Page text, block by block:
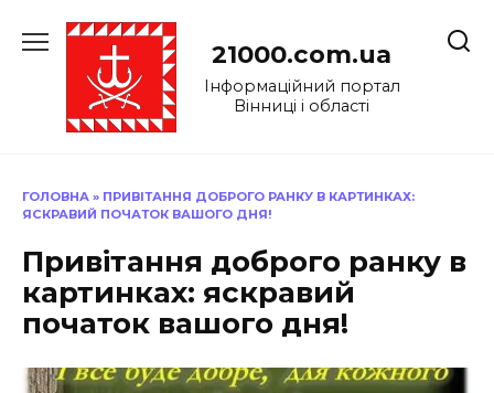
до
21000.com.ua
Інформаційний портал
Вінниці і області
ГОЛОВНА » ПРИВІТАННЯ ДОБРОГО РАНКУ В КАРТИНКАХ:
ЯСКРАВИЙ ПОЧАТОК ВАШОГО ДНЯ!
Привітання доброго ранку в
картинках: яскравий
початок вашого дня!